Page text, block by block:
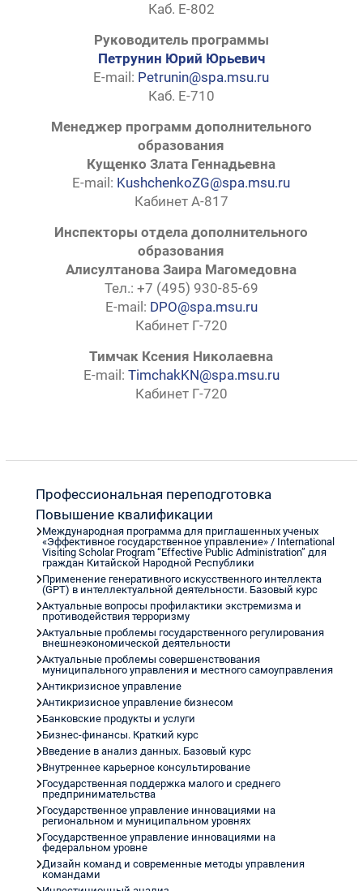
Каб. Е-802
Руководитель программы
Петрунин Юрий Юрьевич
E-mail: Petrunin@spa.msu.ru
Каб. Е-710
Менеджер программ дополнительного
образования
Кущенко Злата Геннадьевна
E-mail: KushchenkoZG@spa.msu.ru
Кабинет А-817
Инспекторы отдела дополнительного
образования
Алисултанова Заира Магомедовна
Тел.: +7 (495) 930-85-69
E-mail: DPO@spa.msu.ru
Кабинет Г-720
Тимчак Ксения Николаевна
E-mail: TimchakKN@spa.msu.ru
Кабинет Г-720
Профессиональная переподготовка
Повышение квалификации
Международная программа для приглашенных ученых
«Эффективное государственное управление» / International
Visiting Scholar Program “Effective Public Administration” для
граждан Китайской Народной Республики
Применение генеративного искусственного интеллекта
(GPT) в интеллектуальной деятельности. Базовый курс
Актуальные вопросы профилактики экстремизма и
противодействия терроризму
Актуальные проблемы государственного регулирования
внешнеэкономической деятельности
Актуальные проблемы совершенствования
муниципального управления и местного самоуправления
Антикризисное управление
Антикризисное управление бизнесом
Банковские продукты и услуги
Бизнес-финансы. Краткий курс
Введение в анализ данных. Базовый курс
Внутреннее карьерное консультирование
Государственная поддержка малого и среднего
предпринимательства
Государственное управление инновациями на
региональном и муниципальном уровнях
Государственное управление инновациями на
федеральном уровне
Дизайн команд и современные методы управления
командами